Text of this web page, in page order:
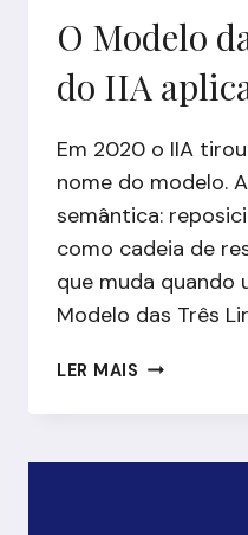
DO
O Modelo
do IIA
Em 2020 o IIA
nome do modelo.
semântica:
como cadeia de
que muda quando
Modelo das Três
LER MAIS O
DAS